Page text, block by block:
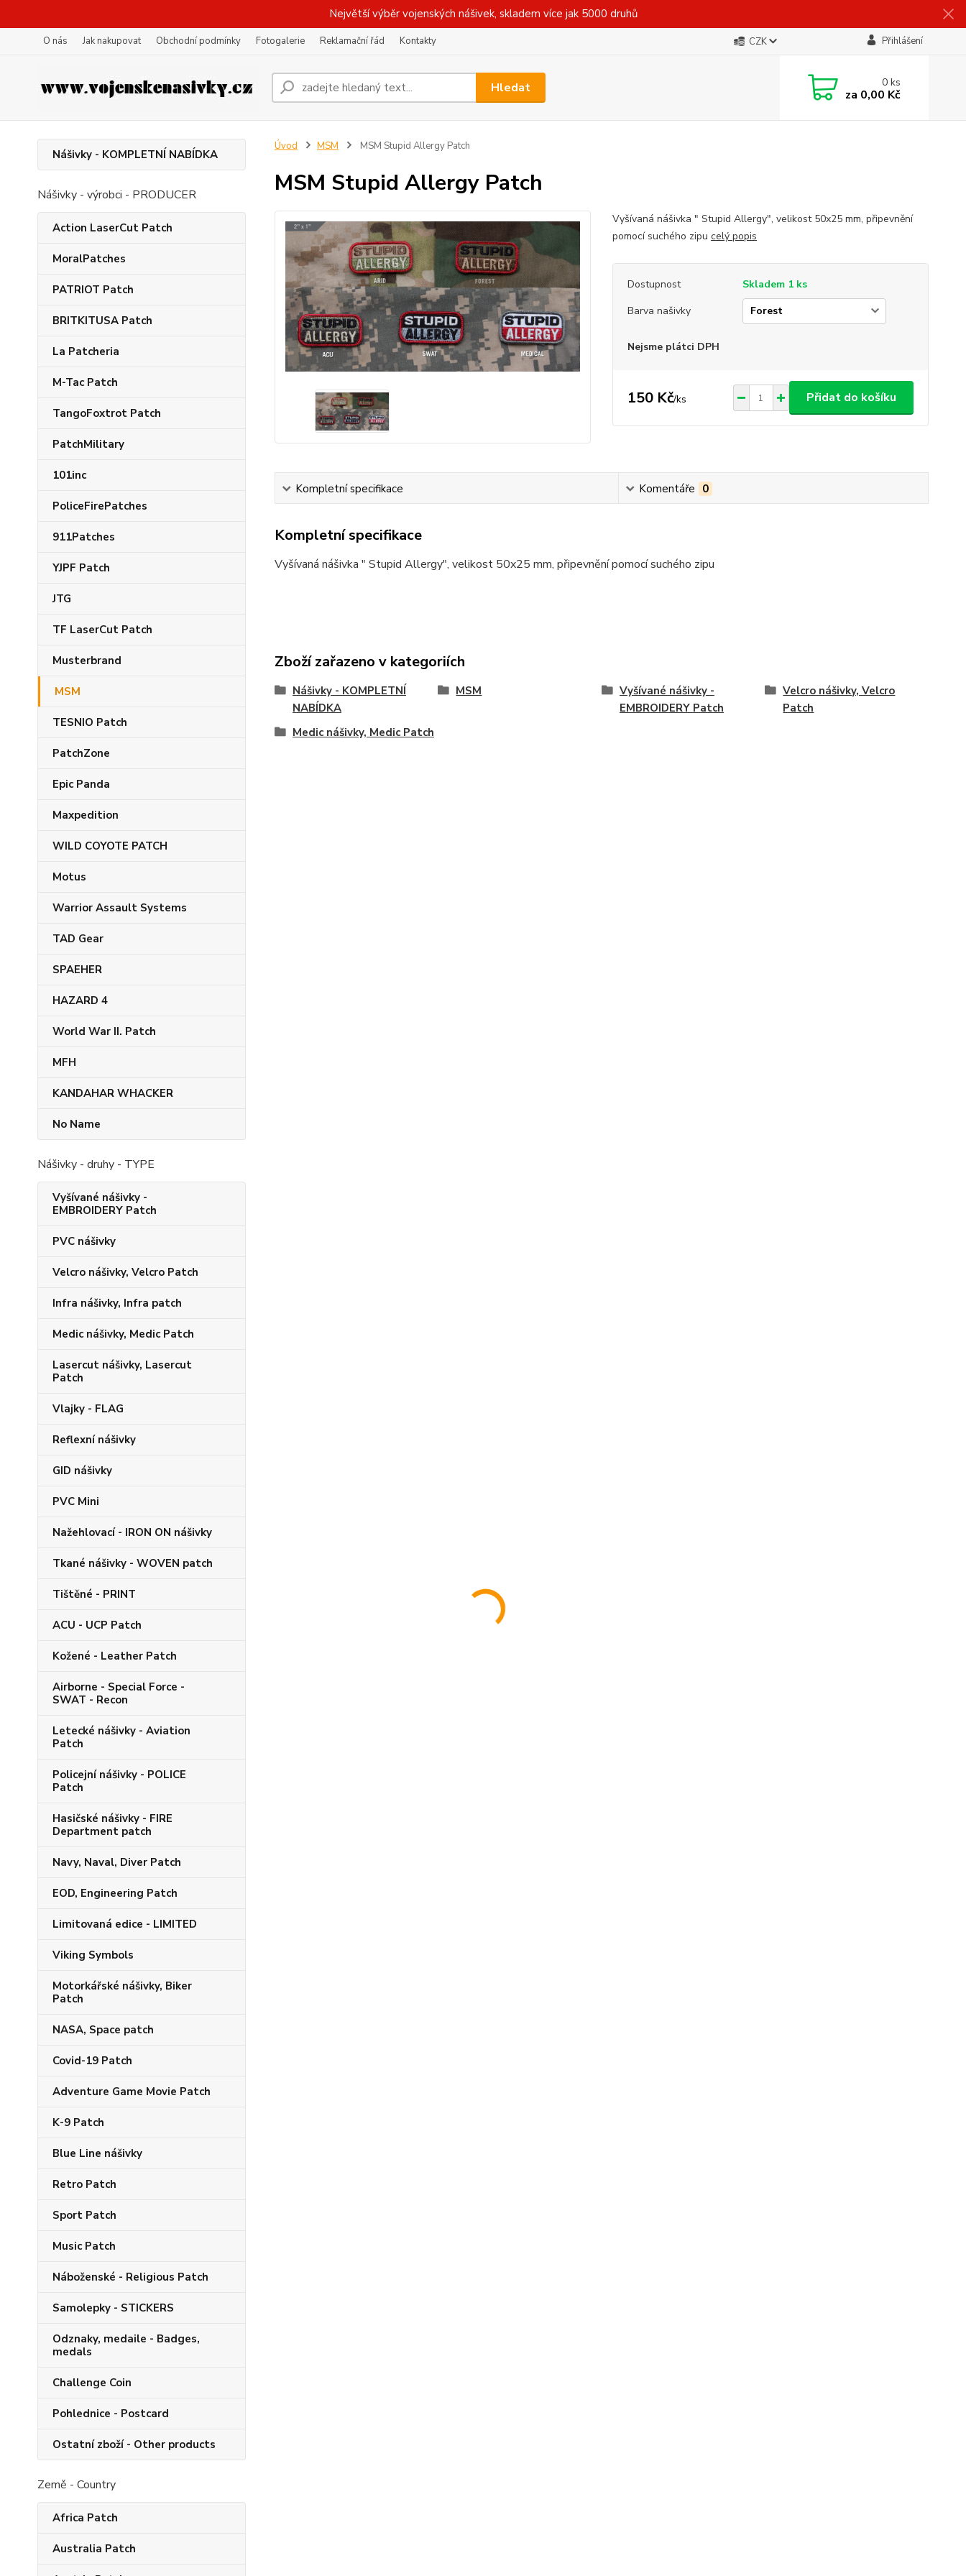
Největší výběr vojenských nášivek, skladem více jak 5000 druhů
O nás Jak nakupovat Obchodní podmínky Fotogalerie Reklamační řád Kontakty CZK Přihlášení
Hledat 0ks
za 0,00 Kč
Nášivky - KOMPLETNÍ NABÍDKA
Nášivky - výrobci - PRODUCER
Action LaserCut Patch
MoralPatches
PATRIOT Patch
BRITKITUSA Patch
La Patcheria
M-Tac Patch
TangoFoxtrot Patch
PatchMilitary
101inc
PoliceFirePatches
911Patches
YJPF Patch
JTG
TF LaserCut Patch
Musterbrand
MSM
TESNIO Patch
PatchZone
Epic Panda
Maxpedition
WILD COYOTE PATCH
Motus
Warrior Assault Systems
TAD Gear
SPAEHER
HAZARD 4
World War II. Patch
MFH
KANDAHAR​ WHACKER
No Name
Nášivky - druhy - TYPE
Vyšívané nášivky -
EMBROIDERY Patch
PVC nášivky
Velcro nášivky, Velcro Patch
Infra nášivky, Infra patch
Medic nášivky, Medic Patch
Lasercut nášivky, Lasercut
Patch
Vlajky - FLAG
Reflexní nášivky
GID nášivky
PVC Mini
Nažehlovací - IRON ON nášivky
Tkané nášivky - WOVEN patch
Tištěné - PRINT
ACU - UCP Patch
Kožené - Leather Patch
Airborne - Special Force -
SWAT - Recon
Letecké nášivky - Aviation
Patch
Policejní nášivky - POLICE
Patch
Hasičské nášivky - FIRE
Department patch
Navy, Naval, Diver Patch
EOD, Engineering Patch
Limitovaná edice - LIMITED
Viking Symbols
Motorkářské nášivky, Biker
Patch
NASA, Space patch
Covid-19 Patch
Adventure Game Movie Patch
K-9 Patch
Blue Line nášivky
Retro Patch
Sport Patch
Music Patch
Náboženské - Religious Patch
Samolepky - STICKERS
Odznaky, medaile - Badges,
medals
Challenge Coin
Pohlednice - Postcard
Ostatní zboží - Other products
Země - Country
Africa Patch
Australia Patch
Úvod MSM MSM Stupid Allergy Patch
MSM Stupid Allergy Patch
Vyšívaná nášivka " Stupid Allergy", velikost 50x25 mm, připevnění
pomocí suchého zipu celý popis
Dostupnost
Skladem 1 ks
Barva našivky
Nejsme plátci DPH
150 Kč/ks Přidat do košíku
Kompletní specifikace Komentáře 0
Kompletní specifikace
Vyšívaná nášivka " Stupid Allergy", velikost 50x25 mm, připevnění pomocí suchého zipu
Zboží zařazeno v kategoriích
Nášivky - KOMPLETNÍ
NABÍDKA
MSM
Vyšívané nášivky -
EMBROIDERY Patch
Velcro nášivky, Velcro
Patch
Medic nášivky, Medic Patch